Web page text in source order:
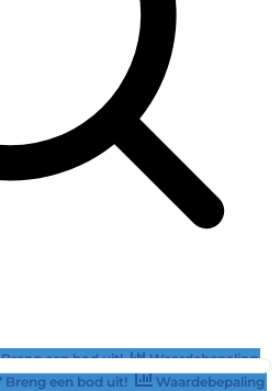
een bod uit!
Waardebepaling
Breng een bod uit! Waardebepaling